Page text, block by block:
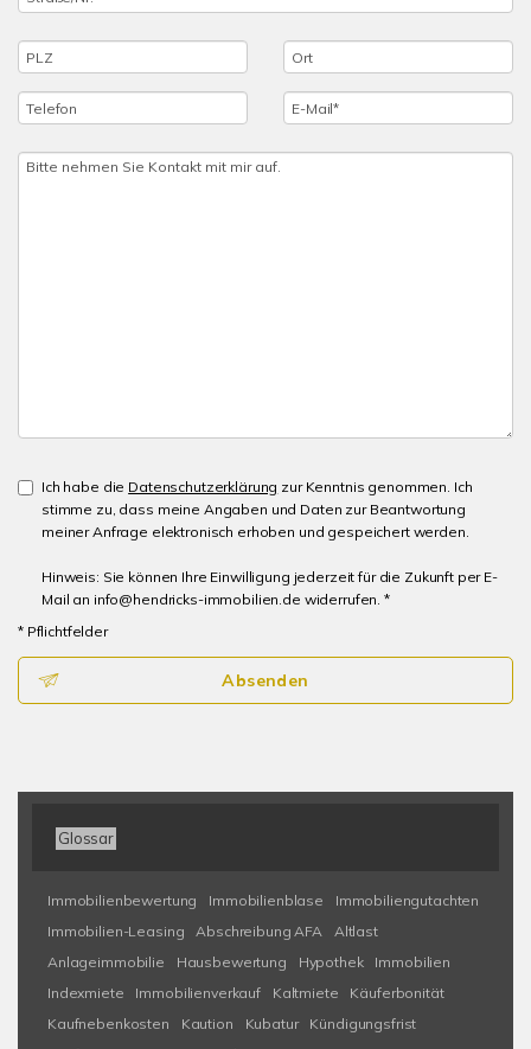
Ich habe die Datenschutzerklärung zur Kenntnis genommen. Ich
stimme zu, dass meine Angaben und Daten zur Beantwortung
meiner Anfrage elektronisch erhoben und gespeichert werden.
Hinweis: Sie können Ihre Einwilligung jederzeit für die Zukunft per E-
Mail an info@hendricks-immobilien.de widerrufen. *
* Pflichtfelder
Absenden
Glossar
Immobilienbewertung Immobilienblase
Immobiliengutachten
Immobilien-Leasing
Abschreibung AFA
Altlast
Anlageimmobilie
Hausbewertung Hypothek
Immobilien
Indexmiete
Immobilienverkauf Kaltmiete
Käuferbonität
Kaufnebenkosten
Kaution Kubatur
Kündigungsfrist